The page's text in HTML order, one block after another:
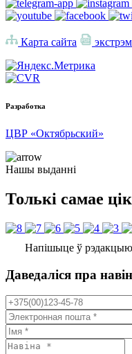
Карта сайта
Разработка
ЦВР «Октябрьский»
Нашы выданні
Толькі самае
Напішыце ў рэдакцыю
Даведаліся пра